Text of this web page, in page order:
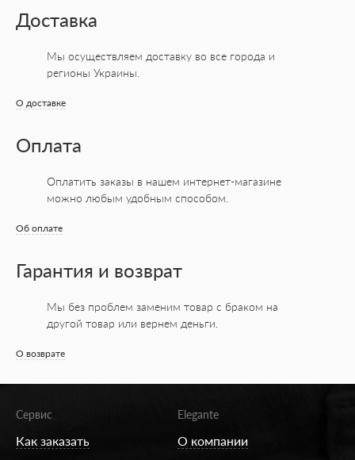
Доставка
Мы осуществляем доставку во все города и
регионы Украины.
О доставке
Оплата
Оплатить заказы в нашем интернет-магазине
можно любым удобным способом.
Об оплате
Гарантия и возврат
Мы без проблем заменим товар с браком на
другой товар или вернем деньги.
О возврате
Сервис
Как заказать
Elegante
О компании